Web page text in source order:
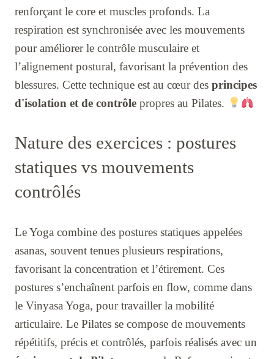
renforçant le core et muscles profonds. La
respiration est synchronisée avec les mouvements
pour améliorer le contrôle musculaire et
l’alignement postural, favorisant la prévention des
blessures. Cette technique est au cœur des principes
d'isolation et de contrôle propres au Pilates.
Nature des exercices : postures
statiques vs mouvements
contrôlés
Le Yoga combine des postures statiques appelées
asanas, souvent tenues plusieurs respirations,
favorisant la concentration et l’étirement. Ces
postures s’enchaînent parfois en flow, comme dans
le Vinyasa Yoga, pour travailler la mobilité
articulaire. Le Pilates se compose de mouvements
répétitifs, précis et contrôlés, parfois réalisés avec un